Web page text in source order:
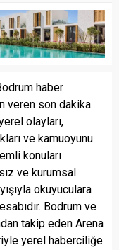
haber
veren son dakika
olayları,
ve kamuoyunu
konuları
ve kurumsal
okuyuculara
Bodrum ve
takip eden Arena
yerel haberciliğe